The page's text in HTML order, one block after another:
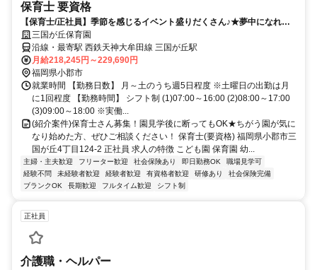
保育士 要資格
【保育士/正社員】季節を感じるイベント盛りだくさん♪★夢中になれる
カリキュラムが魅力的♪★笑顔がいっぱいの楽しい空間☆彡(三国が丘保
育園(認可))
三国が丘保育園
沿線・最寄駅 西鉄天神大牟田線 三国が丘駅
月給218,245円～229,690円
福岡県小郡市
就業時間 【勤務日数】 月～土のうち週5日程度 ※土曜日の出勤は月
に1回程度 【勤務時間】 シフト制 (1)07:00～16:00 (2)08:00～17:00
(3)09:00～18:00 ※実働...
(紹介案件)保育士さん募集！園見学後に断ってもOK★ちがう園が気に
なり始めた方、ぜひご相談ください！ 保育士(要資格) 福岡県小郡市三
国が丘4丁目124-2 正社員 求人の特徴 こども園 保育園 幼...
主婦・主夫歓迎 フリーター歓迎 社会保険あり 即日勤務OK
職場見学可
経験不問
未経験者歓迎 経験者歓迎 有資格者歓迎 研修あり
社会保険完備
ブランクOK
長期歓迎 フルタイム歓迎 シフト制
正社員
介護職・ヘルパー